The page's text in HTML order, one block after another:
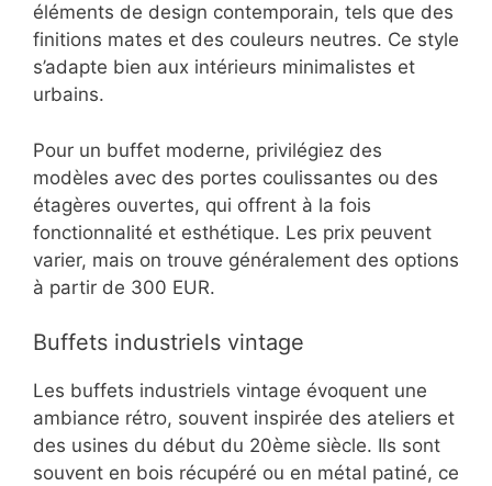
éléments de design contemporain, tels que des
finitions mates et des couleurs neutres. Ce style
s’adapte bien aux intérieurs minimalistes et
urbains.
Pour un buffet moderne, privilégiez des
modèles avec des portes coulissantes ou des
étagères ouvertes, qui offrent à la fois
fonctionnalité et esthétique. Les prix peuvent
varier, mais on trouve généralement des options
à partir de 300 EUR.
Buffets industriels vintage
Les buffets industriels vintage évoquent une
ambiance rétro, souvent inspirée des ateliers et
des usines du début du 20ème siècle. Ils sont
souvent en bois récupéré ou en métal patiné, ce